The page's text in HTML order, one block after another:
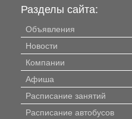
Разделы сайта:
Объявления
Новости
Компании
Афиша
Расписание занятий
Расписание автобусов